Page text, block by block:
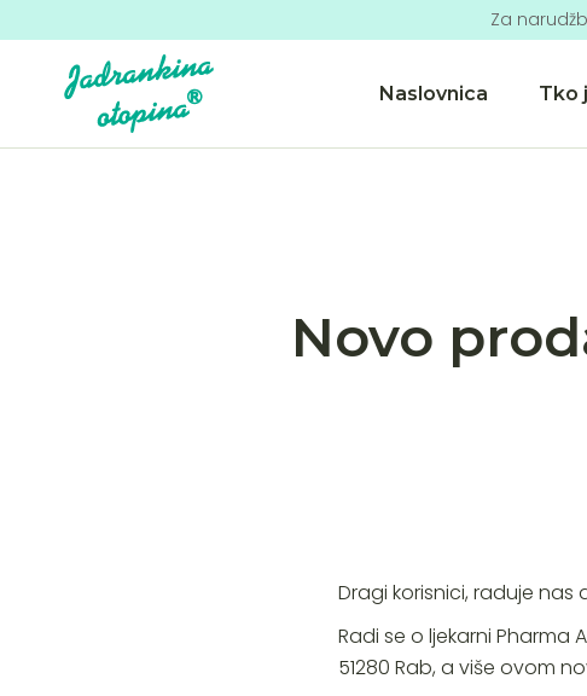
Za
Naslovnica Tko
Novo
Dragi korisnici, raduje
Radi se o ljekarni Pharma
51280 Rab, a više ovom